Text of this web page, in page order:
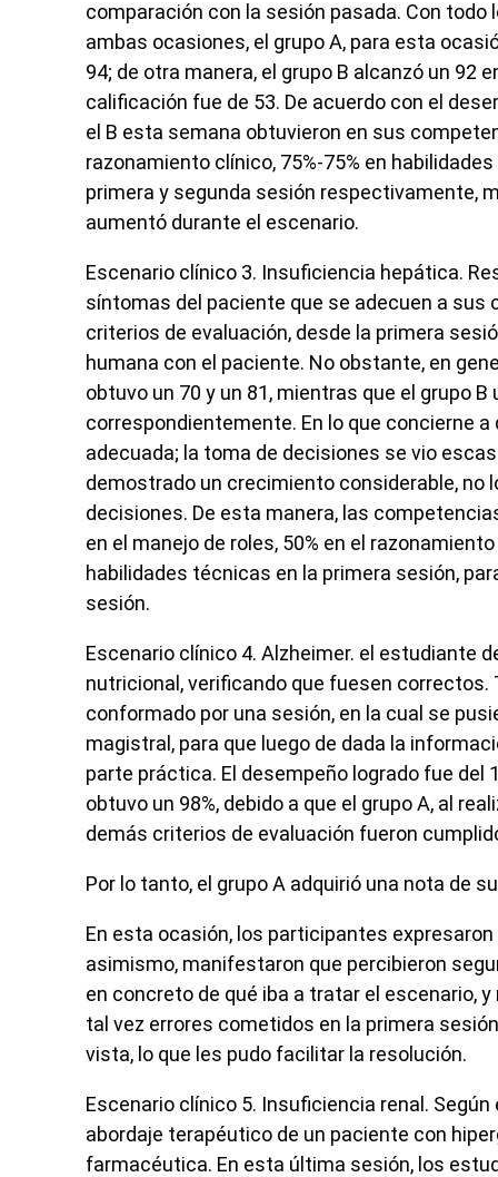
comparación con la sesión pasada. Con
ambas ocasiones, el grupo A, para esta
94; de otra manera, el grupo B alcanzó un 92
calificación fue de 53. De acuerdo con el
el B esta semana obtuvieron en sus
razonamiento clínico, 75%-75% en
primera y segunda sesión respectivamente,
aumentó durante el escenario.
Escenario clínico 3. Insuficiencia hepática.
síntomas del paciente que se adecuen a sus
criterios de evaluación, desde la primera
humana con el paciente. No obstante, en
obtuvo un 70 y un 81, mientras que el grupo
correspondientemente. En lo que concierne
adecuada; la toma de decisiones se vio
demostrado un crecimiento considerable, no
decisiones. De esta manera, las
en el manejo de roles, 50% en el
habilidades técnicas en la primera sesión,
sesión.
Escenario clínico 4. Alzheimer. el estudiante
nutricional, verificando que fuesen
conformado por una sesión, en la cual se
magistral, para que luego de dada la
parte práctica. El desempeño logrado fue del
obtuvo un 98%, debido a que el grupo A, al
demás criterios de evaluación fueron
Por lo tanto, el grupo A adquirió una nota de
En esta ocasión, los participantes
asimismo, manifestaron que percibieron
en concreto de qué iba a tratar el escenario,
tal vez errores cometidos en la primera
vista, lo que les pudo facilitar la resolución.
Escenario clínico 5. Insuficiencia renal.
abordaje terapéutico de un paciente con
farmacéutica. En esta última sesión, los